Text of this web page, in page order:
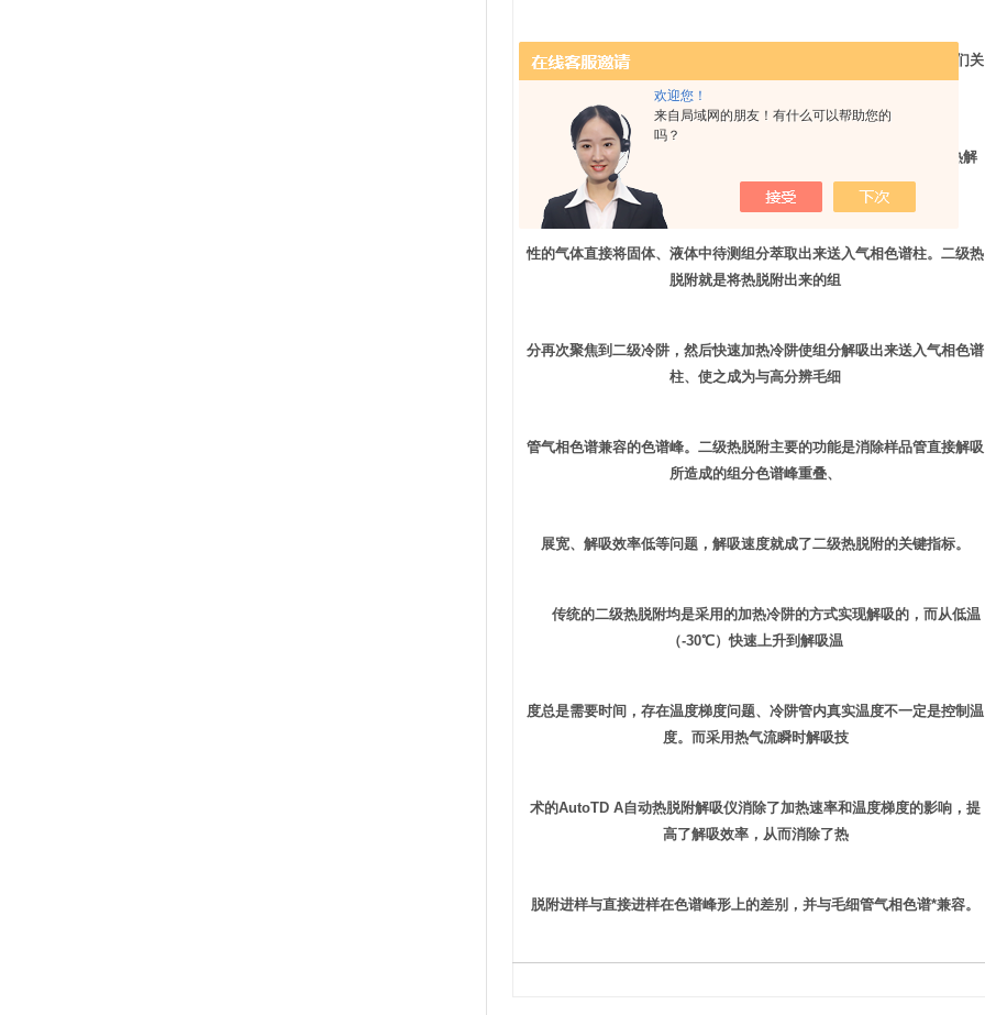
欢迎您！
来自局域网的朋友！有什么可以帮助您的
吗？
题给人们生活造成一定的影响，食品安全性和环境状况越来越成为人们关
注的主要目标，如何快速、准
确监测、检测样品是分析仪器行业不断面临的问题。热脱附，又叫热解
吸，就是用加热的方式使用相对惰
性的气体直接将固体、液体中待测组分萃取出来送入气相色谱柱。二级热
脱附就是将热脱附出来的组
分再次聚焦到二级冷阱，然后快速加热冷阱使组分解吸出来送入气相色谱
柱、使之成为与高分辨毛细
管气相色谱兼容的色谱峰。二级热脱附主要的功能是消除样品管直接解吸
所造成的组分色谱峰重叠、
展宽、解吸效率低等问题，解吸速度就成了二级热脱附的关键指标。
传统的二级热脱附均是采用的加热冷阱的方式实现解吸的，而从低温
（-30℃）快速上升到解吸温
度总是需要时间，存在温度梯度问题、冷阱管内真实温度不一定是控制温
度。而采用热气流瞬时解吸技
术的AutoTD A自动热脱附解吸仪消除了加热速率和温度梯度的影响，提
高了解吸效率，从而消除了热
脱附进样与直接进样在色谱峰形上的差别，并与毛细管气相色谱*兼容。